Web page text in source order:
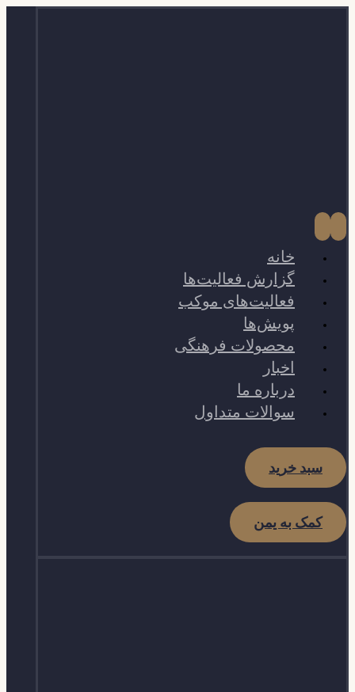
خانه
گزارش فعالیت‌ها
فعالیت‌های موکب
پویش‌ها
محصولات فرهنگی
اخبار
درباره ما
سوالات متداول
سبد خرید
کمک به یمن